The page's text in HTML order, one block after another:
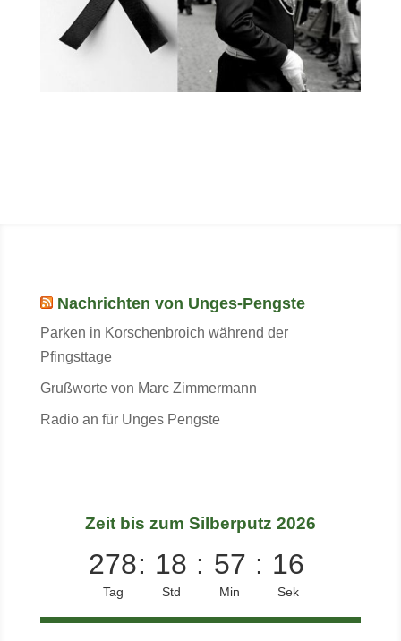
Nachrichten von Unges-Pengste
Parken in Korschenbroich während der
Pfingsttage
Grußworte von Marc Zimmermann
Radio an für Unges Pengste
Zeit bis zum Silberputz 2026
278
Tag
: 18
Std
: 57
Min
: 16
Sek